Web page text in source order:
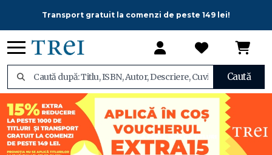
Transport gratuit la comenzi de peste 149 lei!
Caută